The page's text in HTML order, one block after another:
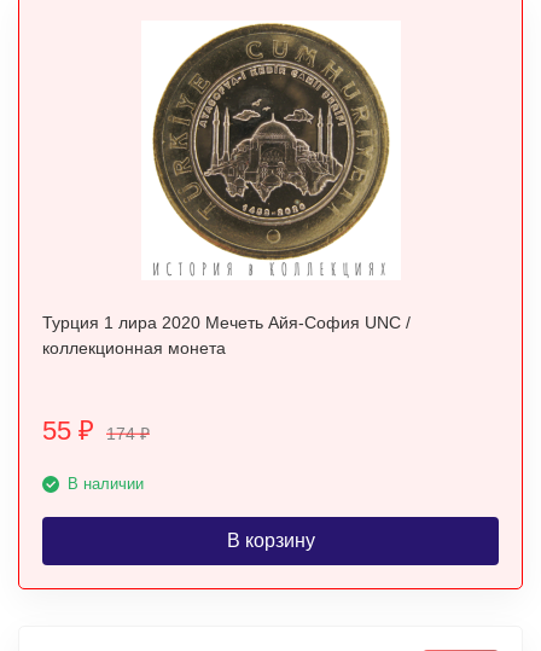
Турция 1 лира 2020 Мечеть Айя-София UNC /
коллекционная монета
55 ₽ 174₽
В наличии
В корзину